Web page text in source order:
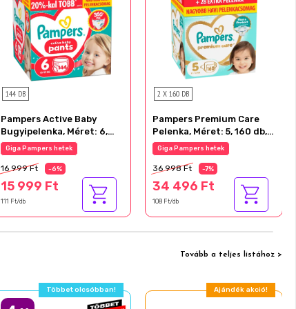
144 DB
Pampers Active Baby
Bugyipelenka, Méret: 6,
144 db Pelenka, 13kg-19kg
Giga Pampers hetek
16 999 Ft -6%
15 999 Ft
111 Ft/db
2 X 160 DB
Pampers Premium Care
Pelenka, Méret: 5, 160 db,
11kg-16kg
Giga Pampers hetek
36 998 Ft -7%
34 496 Ft
108 Ft/db
Tovább a teljes listához >
Többet olcsóbban! Ajándék akció!